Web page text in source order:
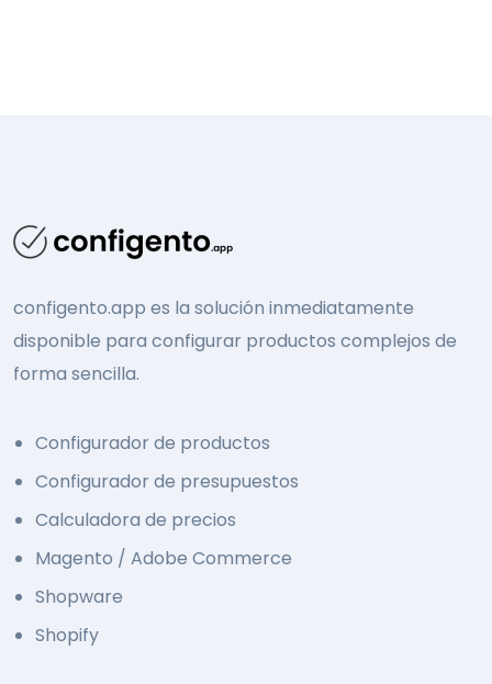
configento.app es la solución inmediatamente
disponible para configurar productos complejos de
forma sencilla.
Configurador de productos
Configurador de presupuestos
Calculadora de precios
Magento / Adobe Commerce
Shopware
Shopify